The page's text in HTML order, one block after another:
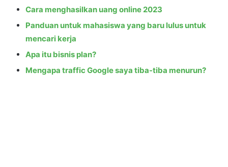
Cara menghasilkan uang online 2023
Panduan untuk mahasiswa yang baru lulus untuk
mencari kerja
Apa itu bisnis plan?
Mengapa traffic Google saya tiba-tiba menurun?